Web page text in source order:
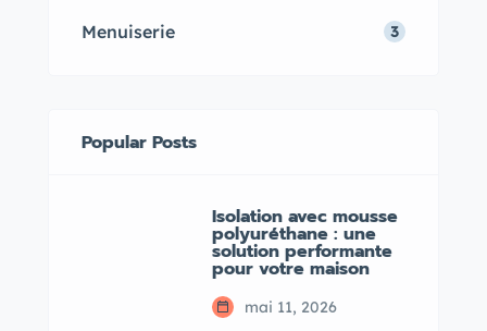
Menuiserie 3
Popular Posts
Isolation avec mousse
polyuréthane : une
solution performante
pour votre maison
mai 11, 2026